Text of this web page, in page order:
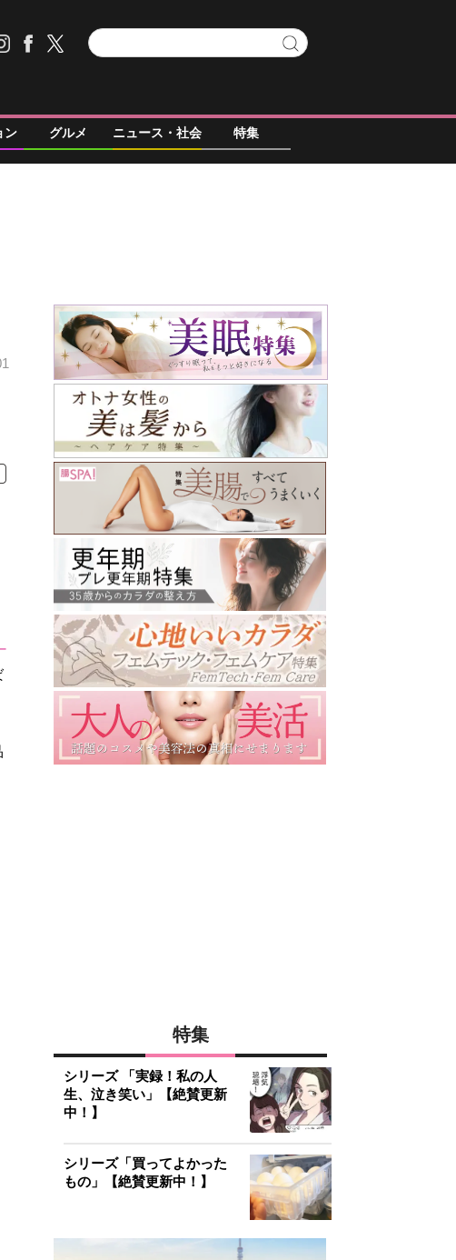
ン グルメ ニュース・社会 特集
特集
シリーズ 「実録！私の人
生、泣き笑い」【絶賛更新
中！】
シリーズ「買ってよかった
もの」【絶賛更新中！】